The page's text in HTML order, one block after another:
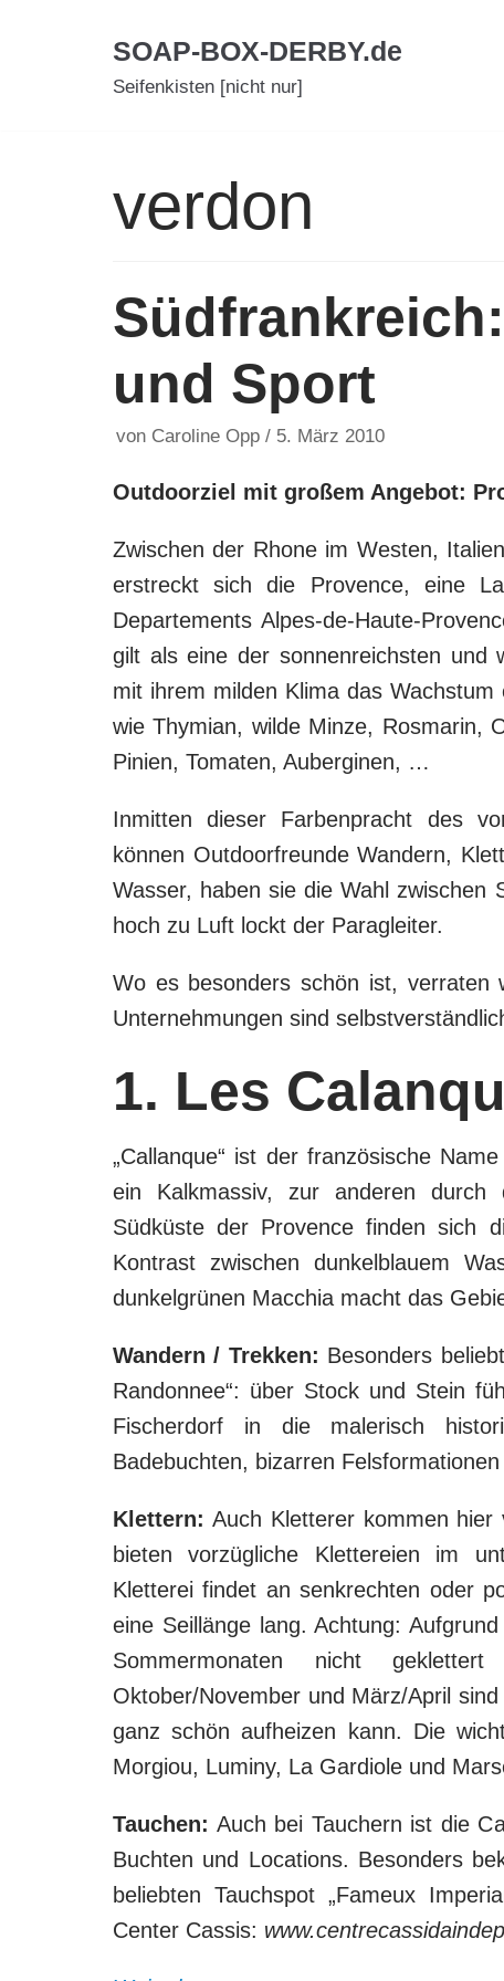
SOAP-BOX-DERBY.de
Seifenkisten [nicht nur]
verdon
und Sport
von Caroline Opp 5. März 2010
Outdoorziel mit großem Angebot:
Zwischen der Rhone im Westen,
erstreckt sich die Provence, eine
Departements Alpes-de-Haute-
gilt als eine der sonnenreichsten und
mit ihrem milden Klima das
wie Thymian, wilde Minze, Rosmarin,
Pinien, Tomaten, Auberginen, …
Inmitten dieser Farbenpracht des
können Outdoorfreunde Wandern,
Wasser, haben sie die Wahl zwischen
hoch zu Luft lockt der Paragleiter.
Wo es besonders schön ist, verraten
Unternehmungen sind
1. Les
„Callanque“ ist der französische
ein Kalkmassiv, zur anderen
Südküste der Provence finden sich
Kontrast zwischen dunkelblauem
dunkelgrünen Macchia macht das
Wandern / Trekken: Besonders
Randonnee“: über Stock und Stein
Fischerdorf in die malerisch
Badebuchten, bizarren
Klettern: Auch Kletterer kommen
bieten vorzügliche Klettereien im
Kletterei findet an senkrechten oder
eine Seillänge lang. Achtung:
Sommermonaten nicht
Oktober/November und März/April
ganz schön aufheizen kann. Die
Morgiou, Luminy, La Gardiole und
Tauchen: Auch bei Tauchern ist die
Buchten und Locations. Besonders
beliebten Tauchspot „Fameux
Center Cassis: